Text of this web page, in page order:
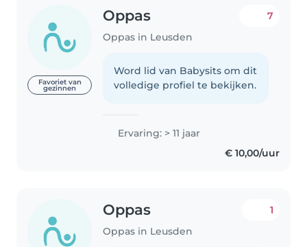
Favoriet van
gezinnen
Oppas
Oppas in Leusden
7
Word lid van Babysits om dit
volledige profiel te bekijken.
Ervaring: > 11 jaar
€ 10,00/uur
Oppas
Oppas in Leusden
1